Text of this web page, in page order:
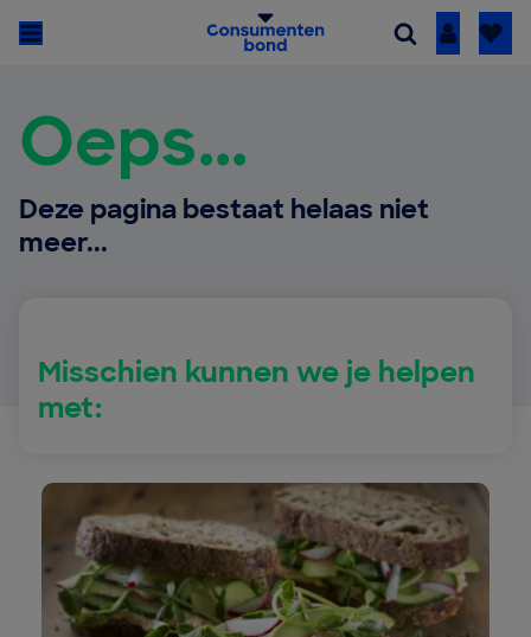
Inloggen
Oeps...
Deze pagina bestaat helaas niet
meer...
Misschien kunnen we je helpen
met: